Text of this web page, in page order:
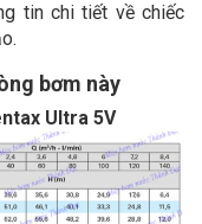
tin chi tiết về chiếc
bơm này
Ultra 5V